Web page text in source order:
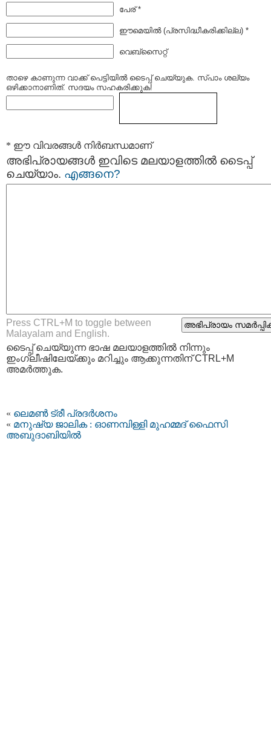
പേര് *
ഈമെയില്‍ (പ്രസിദ്ധീകരിക്കില്ല) *
വെബ്സൈറ്റ്
താഴെ കാണുന്ന വാക്ക് പെട്ടിയില്‍ ടൈപ്പ്‌ ചെയ്യുക. സ്പാം ശല്യം
ഒഴിക്കാനാണിത്. സദയം സഹകരിക്കുക!
* ഈ വിവരങ്ങള്‍ നിര്‍ബന്ധമാണ്
അഭിപ്രായങ്ങള്‍ ഇവിടെ മലയാളത്തില്‍ ടൈപ്പ്
ചെയ്യാം. എങ്ങനെ?
Press CTRL+M to toggle between
Malayalam and English.
ടൈപ്പ്‌ ചെയ്യുന്ന ഭാഷ മലയാളത്തില്‍ നിന്നും
ഇംഗ്ലീഷിലേയ്ക്കും മറിച്ചും ആക്കുന്നതിന് CTRL+M
അമര്‍ത്തുക.
« ലെമണ്‍ ട്രീ പ്രദർശനം
« മനുഷ്യ ജാലിക : ഓണമ്പിള്ളി മുഹമ്മദ്‌ ഫൈസി
അബുദാബിയില്‍